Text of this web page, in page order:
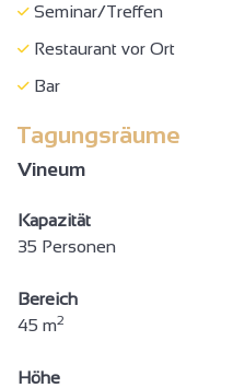
Seminar/Treffen
Restaurant vor Ort
Bar
Tagungsräume
Vineum
Kapazität
35 Personen
Bereich
45 m2
Höhe